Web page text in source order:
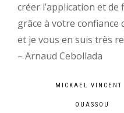
créer l’application et de
grâce à votre confiance
et je vous en suis très
– Arnaud Cebollada
MICKAEL VINCENT
OUASSOU